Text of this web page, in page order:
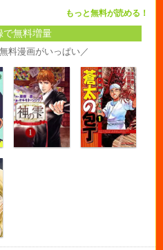
もっと無料が読める！
で無料増量
料漫画がいっぱい／